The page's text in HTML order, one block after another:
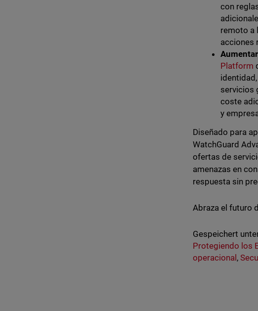
con
remoto a
acciones
Platform
servicios
coste
y
Diseñado para
WatchGuard
ofertas de
amenazas en
respuesta sin
Abraza el futuro
Gespeichert
Protegiendo los
operacional ,